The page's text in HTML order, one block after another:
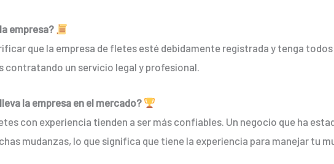
empresa?
que la empresa de fletes esté debidamente registrada y tenga
contratando un servicio legal y profesional.
la empresa en el mercado?
con experiencia tienden a ser más confiables. Un negocio que ha
mudanzas, lo que significa que tiene la experiencia para manejar tu